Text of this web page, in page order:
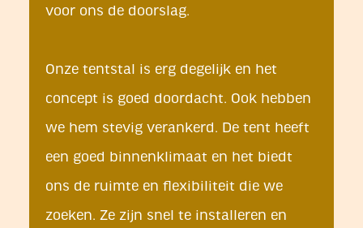
voor ons de doorslag.
Onze tentstal is erg degelijk en het
concept is goed doordacht. Ook hebben
we hem stevig verankerd. De tent heeft
een goed binnenklimaat en het biedt
ons de ruimte en flexibiliteit die we
zoeken. Ze zijn snel te installeren en